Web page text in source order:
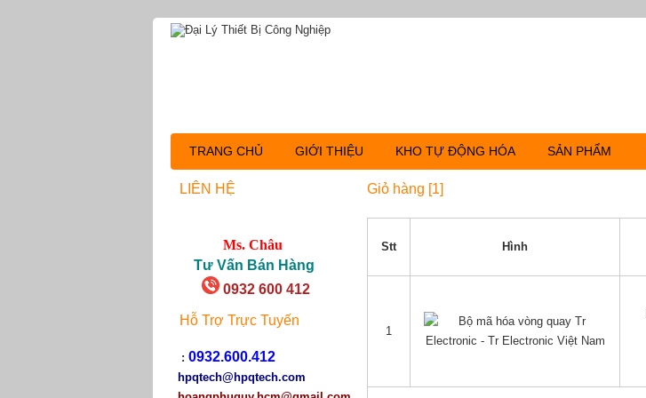
Giỏ hàng [1]
Stt Hình
1
LIÊN HỆ
Ms. Châu
Tư Vấn Bán Hàng
0932 600 412
Hỗ Trợ Trực Tuyến
: 0932.600.412
hpqtech@hpqtech.com
TRANG CHỦ GIỚI THIỆU KHO TỰ ĐỘNG HÓA SẢN PHẨM